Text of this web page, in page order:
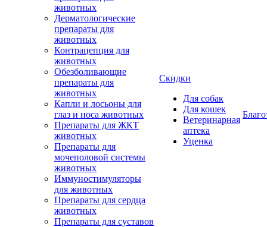
животных
Дерматологические
препараты для
животных
Контрацепция для
животных
Обезболивающие
препараты для
животных
Капли и лосьоны для
глаз и носа животных
Препараты для ЖКТ
животных
Препараты для
мочеполовой системы
животных
Иммуностимуляторы
для животных
Препараты для сердца
животных
Препараты для суставов
Скидки
Для собак
Для кошек
Ветеринарная
аптека
Уценка